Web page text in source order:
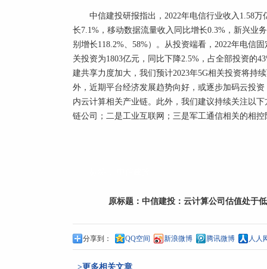
中信建投研报指出，2022年电信行业收入1.58
长7.1%，移动数据流量收入同比增长0.3%，新兴业
别增长118.2%、58%）。从投资端看，2022年电信
关投资为1803亿元，同比下降2.5%，占全部投资的
建共享力度加大，我们预计2023年5G相关投资将持
外，近期平台经济发展趋势向好，或逐步加码云投
内云计算相关产业链。此外，我们建议持续关注以
链公司；二是工业互联网；三是军工通信相关的相
原标题： 中信建投：云计算公司估值处于
分享到： QQ空间 新浪微博 腾讯微博 人人
>更多相关文章